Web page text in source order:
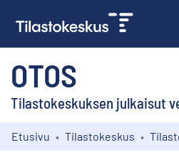
OTOS
Tilastokeskuksen julkaisut
Etusivu Tilastokeskus